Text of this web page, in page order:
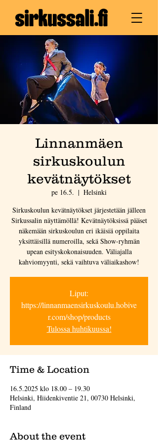
Linnanmäen
sirkuskoulun
kevätnäytökset
pe 16.5.
  |
Helsinki
Sirkuskoulun kevätnäytökset järjestetään jälleen
Sirkussalin näyttämöllä! Kevätnäytöksissä pääset
näkemään sirkuskoulun eri ikäisiä oppilaita
yksittäisillä numeroilla, sekä Show-ryhmän
upean esityskokonaisuuden. Väliajalla
kahviomyynti, sekä vaihtuva väliaikashow!
Liput:
https://linnanmaensirkuskoulu.hobive
r.com/shop/products
Tulossa huhtikuussa!
Time & Location
16.5.2025 klo 18.00 – 19.30
Helsinki, Hiidenkiventie 21, 00730 Helsinki,
Finland
About the event